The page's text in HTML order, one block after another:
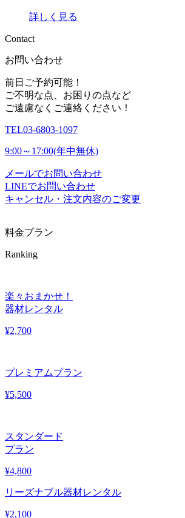
詳しく見る
Contact
お問い合わせ
前日ご予約可能！
ご不明な点、お困りの点など
ご遠慮なくご連絡ください！
TEL03-6803-1097
9:00～17:00(年中無休)
メールでお問い合わせ
LINEでお問い合わせ
キャンセル・注文内容のご変更
料金プラン
Ranking
楽々おまかせ！
器材レンタル
¥2,700
プレミアムプラン
¥5,500
スタンダード
プラン
¥4,800
リーズナブル器材レンタル
¥2,100